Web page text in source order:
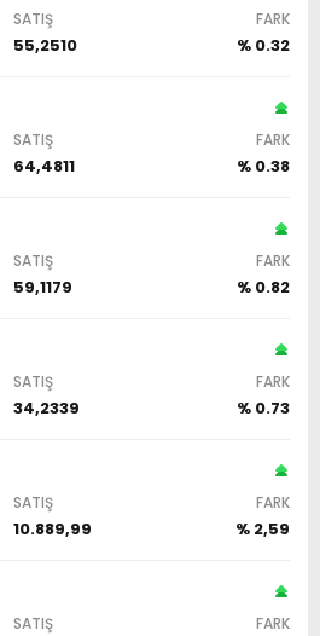
SATIŞ FARK
55,2510 % 0.32
SATIŞ FARK
64,4811 % 0.38
SATIŞ FARK
59,1179 % 0.82
SATIŞ FARK
34,2339 % 0.73
SATIŞ FARK
10.889,99 % 2,59
SATIŞ FARK